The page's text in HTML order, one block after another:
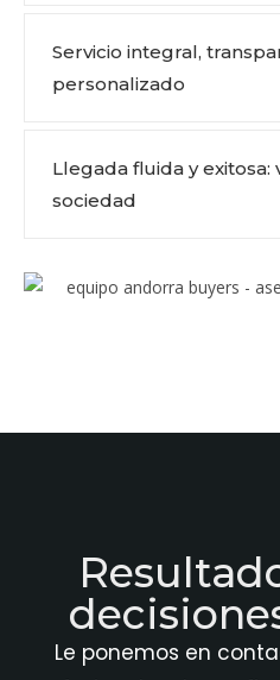
Servicio integral,
personalizado
Llegada fluida y exitosa:
sociedad
Le ponemos en